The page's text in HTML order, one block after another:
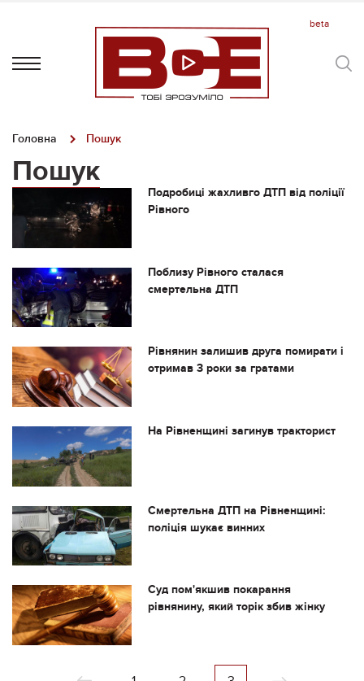
Головна Пошук
Пошук
Подробиці жахливго ДТП від поліції
Рівного
Поблизу Рівного сталася
смертельна ДТП
Рівнянин залишив друга помирати і
отримав 3 роки за гратами
На Рівненщині загинув тракторист
Смертельна ДТП на Рівненщині:
поліція шукає винних
Суд пом'якшив покарання
рівнянину, який торік збив жінку